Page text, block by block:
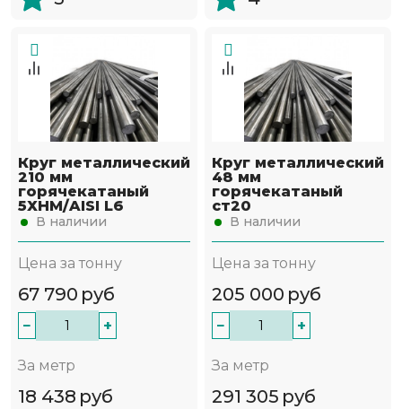
Круг металлический
210 мм
горячекатаный
5ХНМ/AISI L6
В наличии
Цена за тонну
67 790 руб
− +
За метр
18 438 руб
Круг металлический
48 мм
горячекатаный
ст20
В наличии
Цена за тонну
205 000 руб
− +
За метр
291 305 руб